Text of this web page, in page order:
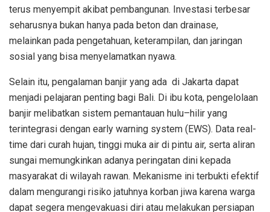
terus menyempit akibat pembangunan. Investasi terbesar
seharusnya bukan hanya pada beton dan drainase,
melainkan pada pengetahuan, keterampilan, dan jaringan
sosial yang bisa menyelamatkan nyawa.
Selain itu, pengalaman banjir yang ada di Jakarta dapat
menjadi pelajaran penting bagi Bali. Di ibu kota, pengelolaan
banjir melibatkan sistem pemantauan hulu–hilir yang
terintegrasi dengan early warning system (EWS). Data real-
time dari curah hujan, tinggi muka air di pintu air, serta aliran
sungai memungkinkan adanya peringatan dini kepada
masyarakat di wilayah rawan. Mekanisme ini terbukti efektif
dalam mengurangi risiko jatuhnya korban jiwa karena warga
dapat segera mengevakuasi diri atau melakukan persiapan